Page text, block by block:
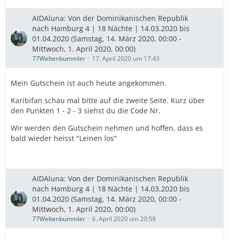
AIDAluna: Von der Dominikanischen Republik
nach Hamburg 4 | 18 Nächte | 14.03.2020 bis
01.04.2020 (Samstag, 14. März 2020, 00:00 -
Mittwoch, 1. April 2020, 00:00)
77Weltenbummler 17. April 2020 um 17:43
Mein Gutschein ist auch heute angekommen.
Karibifan schau mal bitte auf die zweite Seite. Kurz über
den Punkten 1 - 2 - 3 siehst du die Code Nr.
Wir werden den Gutschein nehmen und hoffen, dass es
bald wieder heisst "Leinen los"
AIDAluna: Von der Dominikanischen Republik
nach Hamburg 4 | 18 Nächte | 14.03.2020 bis
01.04.2020 (Samstag, 14. März 2020, 00:00 -
Mittwoch, 1. April 2020, 00:00)
77Weltenbummler 6. April 2020 um 20:58